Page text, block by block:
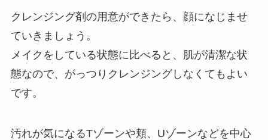
クレンジング剤の用意ができたら、顔になじませ
ていきましょう。
メイクをしている状態に比べると、肌が清潔な状
態なので、がっつりクレンジングしなくてもよい
です。
汚れが気になるTゾーンや頬、Uゾーンなどを中心